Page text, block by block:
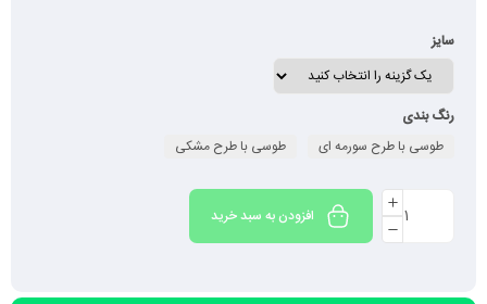
سایز
رنگ بندی
طوسی با طرح سورمه ای
طوسی با طرح مشکی
افزودن به سبد خرید